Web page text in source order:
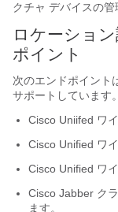
クチャ デバイスの管
ロケーショ
ポイント
次のエンドポイント
サポートしています。
Cisco Uniifed ワ
Cisco Unified ワ
Cisco Unified ワ
Cisco Jabber ク
ます。